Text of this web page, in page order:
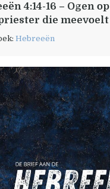
4:14-16 – Ogen op
die meevoelt
Hebreeën